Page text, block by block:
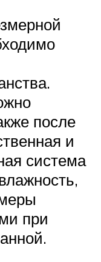
после
и
система
при